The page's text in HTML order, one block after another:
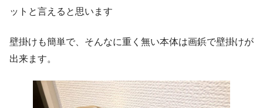
ットと言えると思います
壁掛けも簡単で、そんなに重く無い本体は画鋲で壁掛けが
出来ます。